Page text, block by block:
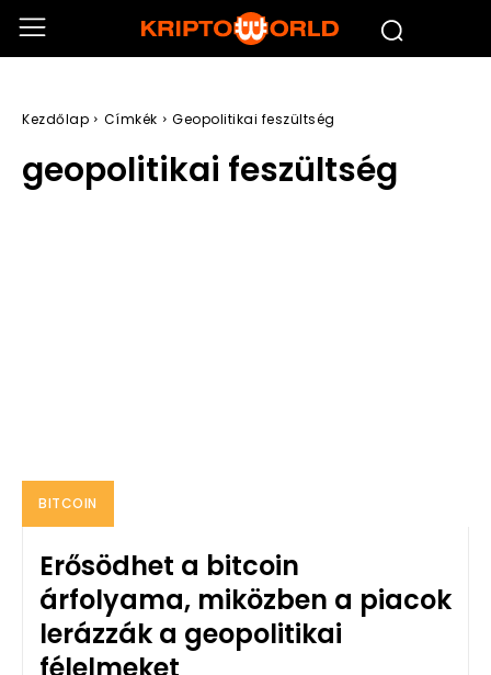
Kezdőlap Címkék Geopolitikai feszültség
geopolitikai feszültség
BITCOIN
Erősödhet a bitcoin
árfolyama, miközben a piacok
lerázzák a geopolitikai
félelmeket